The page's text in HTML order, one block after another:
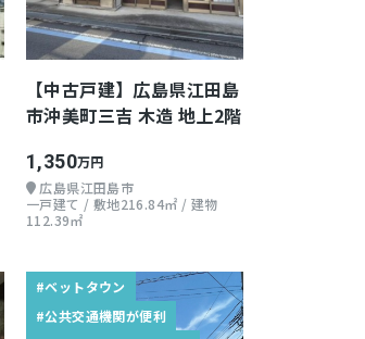
【中古戸建】広島県江田島
市沖美町三吉 木造 地上2階
1,350万円
広島県江田島市
一戸建て / 敷地216.84㎡ / 建物
112.39㎡
#ベットタウン
#公共交通機関が便利